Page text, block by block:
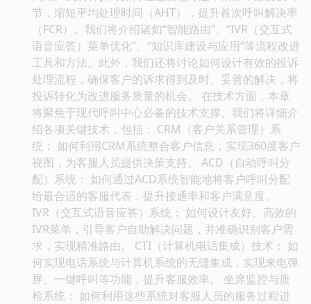
节，缩短平均处理时间（AHT），提升首次呼叫解决率
（FCR）。我们将介绍诸如“智能路由”、“IVR（交互式
语音应答）菜单优化”、“知识库建设与应用”等流程改进
工具和方法。此外，我们还将讨论如何设计有效的投诉
处理流程，确保客户的诉求得到及时、妥善的解决，将
投诉转化为改进服务质量的机会。 在技术方面，本章
将聚焦于现代呼叫中心必备的技术支撑。我们将详细介
绍各项关键技术，包括： CRM（客户关系管理）系
统： 如何利用CRM系统整合客户信息，实现360度客户
视图，为客服人员提供决策支持。 ACD（自动呼叫分
配）系统： 如何通过ACD系统智能地将客户呼叫分配
给最合适的客服代表，提升接通率和客户满意度。
IVR（交互式语音应答）系统： 如何设计友好、高效的
IVR菜单，引导客户自助解决问题，并准确识别客户需
求，实现精准路由。 CTI（计算机电话集成）技术： 如
何实现电话系统与计算机系统的无缝集成，实现来电弹
屏、一键呼叫等功能，提升客服效率。 坐席监控与质
检系统： 如何利用这些系统对客服人员的服务过程进